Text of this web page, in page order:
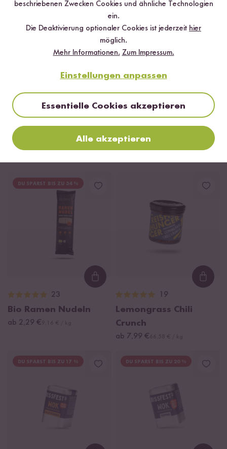
DU SPARST BIS ZU 5 %
Loading...
8
Bio Würzöl Ingwer-
Zitrone
DU SPARST BIS ZU 17 %
44
ab 2,99 €
DU SPARST BIS ZU 34 %
Loading...
23
Bio Ramen Nudeln
ab 2,29 €
19
Lemongrass Chili
Crunch
ab 7,99 €
DU SPARST BIS ZU 17 % DU SPARST BIS ZU 20 %
beschriebenen Zwecken Cookies und ähnliche Technologien
ein.
Die Deaktivierung optionaler Cookies ist jederzeit hier
möglich.
Mehr Informationen. Zum Impressum.
Einstellungen anpassen
Essentielle Cookies akzeptieren
Alle akzeptieren